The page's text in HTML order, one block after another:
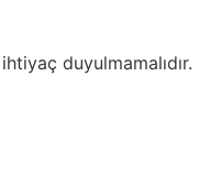
duyulmamalıdır.